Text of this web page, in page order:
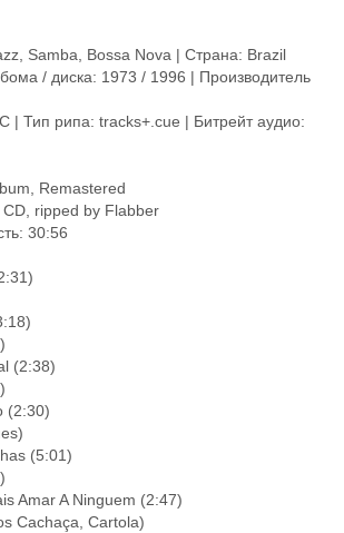
Samba, Bossa Nova | Страна: Brazil
/ диска: 1973 / 1996 | Производитель
| Тип рипа: tracks+.cue | Битрейт аудио:
Remastered
CD, ripped by Flabber
30:56
(2:38)
(2:30)
(5:01)
Amar A Ninguem (2:47)
Cachaça, Cartola)